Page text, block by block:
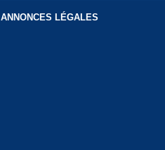
ANNONCES LÉGALES